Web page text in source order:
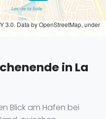
3.0. Data by OpenStreetMap, under
in La
Blick am Hafen bei